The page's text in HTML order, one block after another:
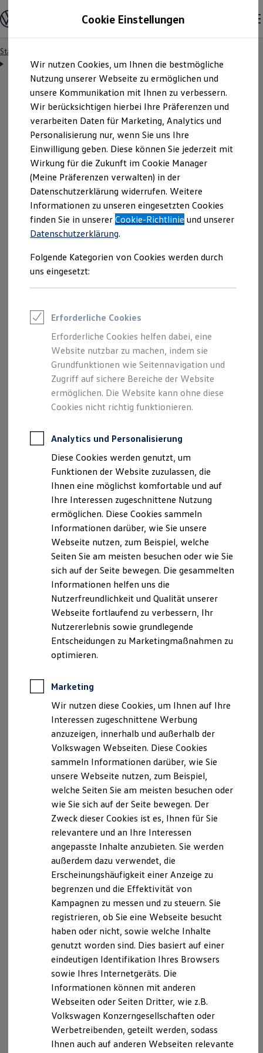
Hauptinhalt
springen
Footer
springen
Modelle & Konfigurator
Nutzfahrzeugkategorien entdecken
Modelle konfigurieren
Vorgängermodelle und Oldtimer
Vorgängermodelle
Oldtimer
Bulli Historie
Branchenlösungen & Gewerbekunden
Umbaulösungen und Hersteller finden
Auf- und Umbauten entdecken & konfigurieren
Groß- und Sonderkunden
Großkunden
Kommunen & Behörden
Journalisten
Sportvereine
Branchenlösungen
Bau & Handwerk
Gewerbliche Personenbeförderung
Service & mobile Werkstätten
Kurier, Logistik & Handel
Feuerwehr
Rettungsdienste
ONE Business ID Vorteile
Fahrzeugsuche & Marktplatz
Digitaler Marktplatz
Kauf & Finanzierung
Online-Fahrzeugbewertung
Aktionen & Angebote
E-Auto-Förderung
Für Privatkunden
Für Gewerbekunden
Profi Paket
TopDeal
Zertifizierte Gebrauchtwagen
Für Privatkunden
Für Gewerbekunden
Leasing
Für Privatkunden
Für Gewerbekunden
Versicherungen & Garantien
Garantien
Kfz-Versicherung für Nutzfahrzeuge
Restschuldversicherung
Wartungsverträge
Besitzer & Service
Reparatur & Service
Sommer-Special
Reparatur, Pflege & Inspektion
Servicetermin anfragen
Service-Vorteile bei Volkswagen Nutzfahrzeuge
ServicePlus
Economy Service
Räder & Reifen Service
Ersatzfahrzeuge
Software, Konnektivität & Apps
California App
VW Connect für Ihren ID. Buzz
VW Connect für Ihren Transporter/Caravelle
VW Connect für Ihren Amarok
VW Connect für andere Modelle
Connect Pro
Fleet Interface Data
Multistop Pathfinder
Übersicht Software Updates
Hilfreiches für Besitzer
Fahrerassistenz- und Sicherheitssysteme
Kontrollleuchten
Kurzfahrprofile und Ölverdünnung
XTL-Dieselkraftstoff
Ersatzteile und Betriebsflüssigkeiten
Original Zubehör und Lifestyle Produkte
myVolkswagen
myVolkswagen Business
Elektrisch & Autonom
Elektro - & Hybridfahrzeuge
Unser Ansatz
Klimafreundlicher Strom
Reichweite & Ladelösungen
Reichweitensimulator
Ladezeitensimulator
Ladelösungen für Privatkunden
Ladelösungen für Gewerbekunden
Wallbox und Ladekabel
Förderung & Kosten der Elektrofahrzeuge
Fördermöglichkeiten für Privatkunden
Fördermöglichkeiten für Gewerbekunden
Startseite
Servicetermin anfragen
Servicetermin bequem
online anfragen
Nutzen Sie unser Onlineformular, um schnell und
unkompliziert einen Servicetermin bei Ihrem
Volkswagen NutzfahrzeugePartner anzufragen.
Cookie Einstellungen
Wir nutzen Cookies, um Ihnen die bestmögliche
Nutzung unserer Webseite zu ermöglichen und
unsere Kommunikation mit Ihnen zu verbessern.
Wir berücksichtigen hierbei Ihre Präferenzen und
verarbeiten Daten für Marketing, Analytics und
Personalisierung nur, wenn Sie uns Ihre
Einwilligung geben. Diese können Sie jederzeit mit
Wirkung für die Zukunft im Cookie Manager
(Meine Präferenzen verwalten) in der
Datenschutzerklärung widerrufen. Weitere
Informationen zu unseren eingesetzten Cookies
finden Sie in unsererCookie-Richtlinie und unserer
Datenschutzerklärung.
Folgende Kategorien von Cookies werden durch
uns eingesetzt:
Erforderliche Cookies
Erforderliche Cookies helfen dabei, eine
Website nutzbar zu machen, indem sie
Grundfunktionen wie Seitennavigation und
Zugriff auf sichere Bereiche der Website
ermöglichen. Die Website kann ohne diese
Cookies nicht richtig funktionieren.
Analytics und Personalisierung
Diese Cookies werden genutzt, um
Funktionen der Website zuzulassen, die
Ihnen eine möglichst komfortable und auf
Ihre Interessen zugeschnittene Nutzung
ermöglichen. Diese Cookies sammeln
Informationen darüber, wie Sie unsere
Webseite nutzen, zum Beispiel, welche
Seiten Sie am meisten besuchen oder wie Sie
sich auf der Seite bewegen. Die gesammelten
Informationen helfen uns die
Nutzerfreundlichkeit und Qualität unserer
Webseite fortlaufend zu verbessern, Ihr
Nutzererlebnis sowie grundlegende
Entscheidungen zu Marketingmaßnahmen zu
optimieren.
Marketing
Wir nutzen diese Cookies, um Ihnen auf Ihre
Interessen zugeschnittene Werbung
anzuzeigen, innerhalb und außerhalb der
Volkswagen Webseiten. Diese Cookies
sammeln Informationen darüber, wie Sie
unsere Webseite nutzen, zum Beispiel,
welche Seiten Sie am meisten besuchen oder
wie Sie sich auf der Seite bewegen. Der
Zweck dieser Cookies ist es, Ihnen für Sie
relevantere und an Ihre Interessen
angepasste Inhalte anzubieten. Sie werden
außerdem dazu verwendet, die
Erscheinungshäufigkeit einer Anzeige zu
begrenzen und die Effektivität von
Kampagnen zu messen und zu steuern. Sie
registrieren, ob Sie eine Webseite besucht
haben oder nicht, sowie welche Inhalte
genutzt worden sind. Dies basiert auf einer
eindeutigen Identifikation Ihres Browsers
sowie Ihres Internetgeräts. Die
Informationen können mit anderen
Webseiten oder Seiten Dritter, wie z.B.
Volkswagen Konzerngesellschaften oder
Werbetreibenden, geteilt werden, sodass
Ihnen auch auf anderen Webseiten relevante